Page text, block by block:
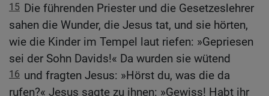
15 Die führenden Priester und die Gesetzeslehrer
sahen die Wunder, die Jesus tat, und sie hörten,
wie die Kinder im Tempel laut riefen: »Gepriesen
sei der Sohn Davids!« Da wurden sie wütend
16 und fragten Jesus: »Hörst du, was die da
rufen?« Jesus sagte zu ihnen: »Gewiss! Habt ihr